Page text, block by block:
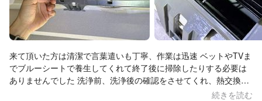
来て頂いた方は清潔で言葉遣いも丁寧、作業は迅速 ベットやTVま
でブルーシートで養生してくれて終了後に掃除したりする必要は
ありませんでした 洗浄前、洗浄後の確認をさせてくれ、熱交換
器、ファンはカビだらけでしたが、洗浄後はピカピカになってい
続きを読む